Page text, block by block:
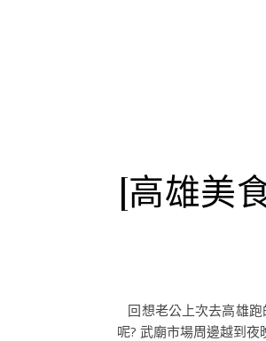
[高雄美
回想老公上次去高雄
呢? 武廟市場周邊越到夜